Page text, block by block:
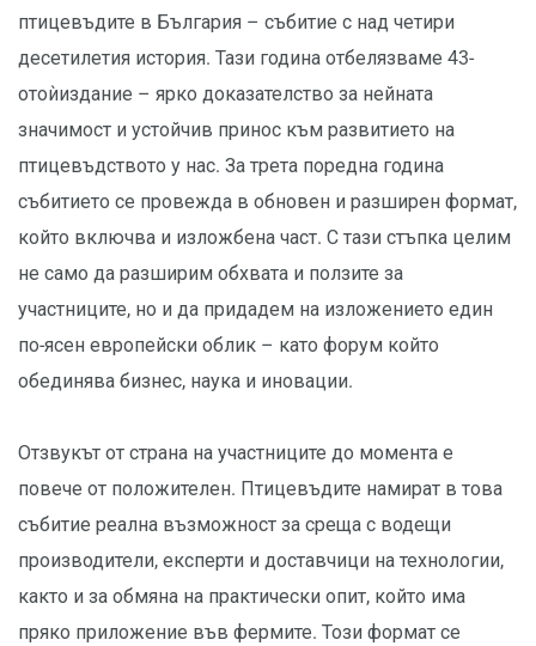
птицевъдите в България – събитие с над четири
десетилетия история. Тази година отбелязваме 43-
отоѝиздание – ярко доказателство за нейната
значимост и устойчив принос към развитието на
птицевъдството у нас. За трета поредна година
събитието се провежда в обновен и разширен формат,
който включва и изложбена част. С тази стъпка целим
не само да разширим обхвата и ползите за
участниците, но и да придадем на изложението един
по-ясен европейски облик – като форум който
обединява бизнес, наука и иновации.
Отзвукът от страна на участниците до момента е
повече от положителен. Птицевъдите намират в това
събитие реална възможност за среща с водещи
производители, експерти и доставчици на технологии,
както и за обмяна на практически опит, който има
пряко приложение във фермите. Този формат се